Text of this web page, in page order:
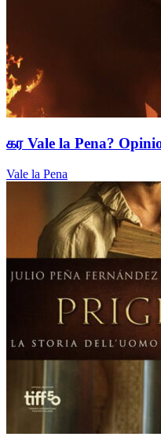
கர Vale la Pena?
Vale la Pena